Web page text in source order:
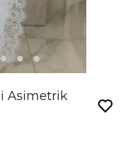
Asimetrik